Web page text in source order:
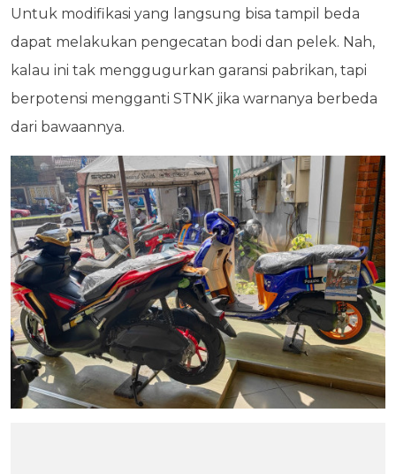
Untuk modifikasi yang langsung bisa tampil beda
dapat melakukan pengecatan bodi dan pelek. Nah,
kalau ini tak menggugurkan garansi pabrikan, tapi
berpotensi mengganti STNK jika warnanya berbeda
dari bawaannya.